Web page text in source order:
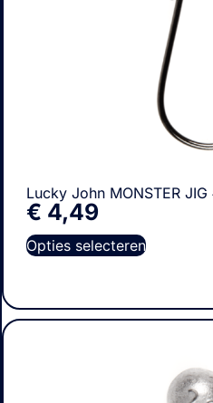
Lucky John MONSTER
€ 4,49
Opties selecteren